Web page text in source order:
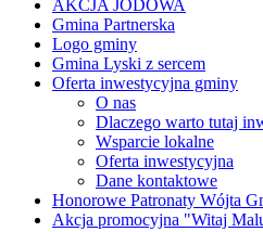
AKCJA JODOWA
Gmina Partnerska
Logo gminy
Gmina Lyski z sercem
Oferta inwestycyjna gminy
O nas
Dlaczego warto tutaj
Wsparcie lokalne
Oferta inwestycyjna
Dane kontaktowe
Honorowe Patronaty Wójta
Akcja promocyjna "Witaj